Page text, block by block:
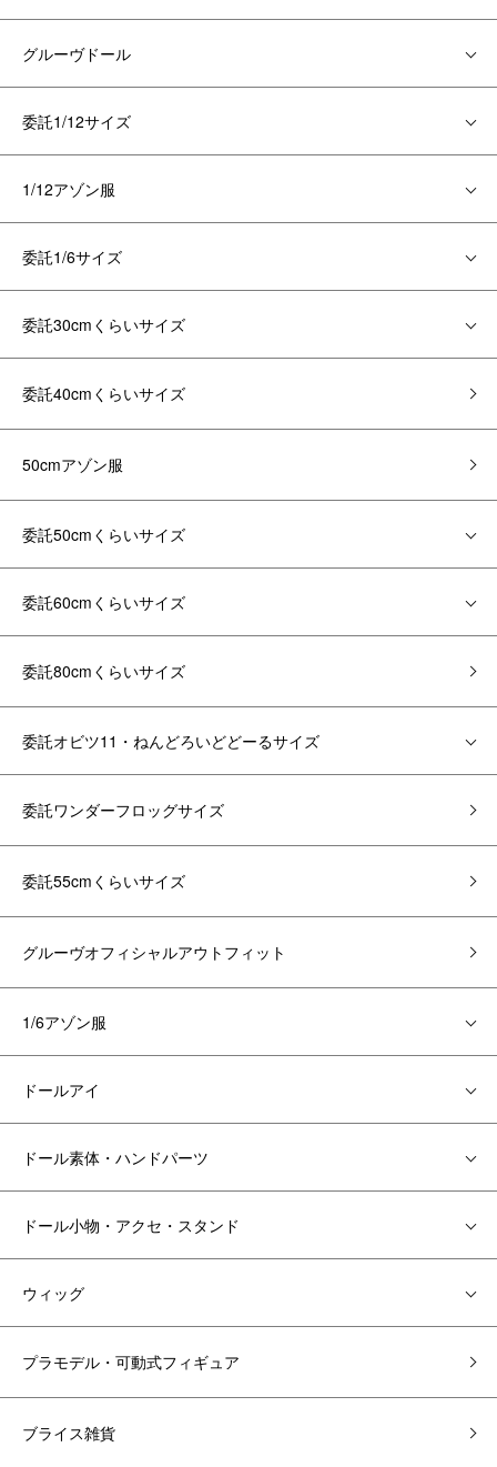
グルーヴドール
委託1/12サイズ
1/12アゾン服
委託1/6サイズ
委託30cmくらいサイズ
委託40cmくらいサイズ
50cmアゾン服
委託50cmくらいサイズ
委託60cmくらいサイズ
委託80cmくらいサイズ
委託オビツ11・ねんどろいどどーるサイズ
委託ワンダーフロッグサイズ
委託55cmくらいサイズ
グルーヴオフィシャルアウトフィット
1/6アゾン服
ドールアイ
ドール素体・ハンドパーツ
ドール小物・アクセ・スタンド
ウィッグ
プラモデル・可動式フィギュア
ブライス雑貨